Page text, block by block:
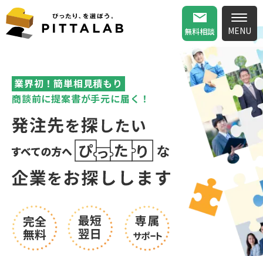
無料相談
業界初！簡単相見積もり
商談前に提案書が手元に届く！